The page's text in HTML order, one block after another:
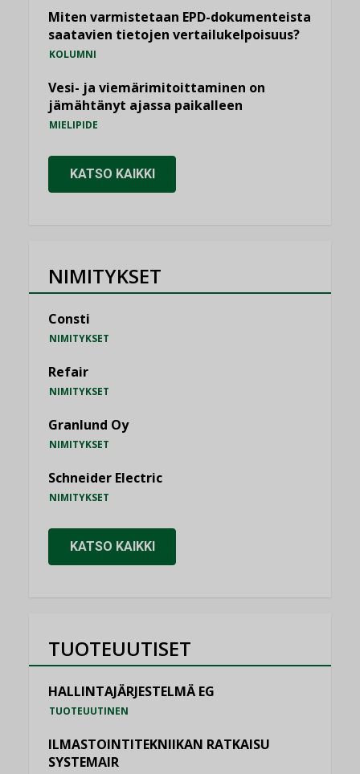
Miten varmistetaan EPD-dokumenteista
saatavien tietojen vertailukelpoisuus?
KOLUMNI
Vesi- ja viemärimitoittaminen on
jämähtänyt ajassa paikalleen
MIELIPIDE
KATSO KAIKKI
NIMITYKSET
Consti
NIMITYKSET
Refair
NIMITYKSET
Granlund Oy
NIMITYKSET
Schneider Electric
NIMITYKSET
KATSO KAIKKI
TUOTEUUTISET
HALLINTAJÄRJESTELMÄ EG
TUOTEUUTINEN
ILMASTOINTITEKNIIKAN RATKAISU
SYSTEMAIR